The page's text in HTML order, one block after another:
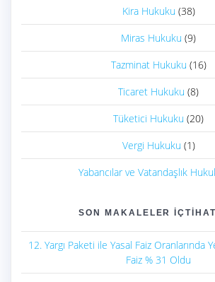
Kira Hukuku (38)
Miras Hukuku (9)
Tazminat Hukuku (16)
Ticaret Hukuku (8)
Tüketici Hukuku (20)
Vergi Hukuku (1)
Yabancılar ve Vatandaşlık
SON MAKALELER
12. Yargı Paketi ile Yasal Faiz Oranlarında
Faiz % 31 Oldu